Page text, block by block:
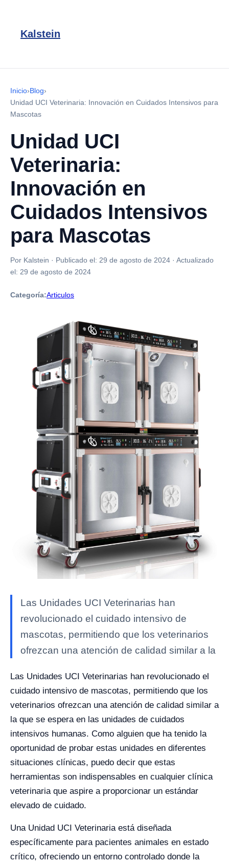
Kalstein
Inicio›Blog›
Unidad UCI Veterinaria: Innovación en Cuidados Intensivos para
Mascotas
Unidad UCI
Veterinaria:
Innovación en
Cuidados Intensivos
para Mascotas
Por Kalstein · Publicado el: 29 de agosto de 2024 · Actualizado
el: 29 de agosto de 2024
Categoría:Articulos
Las Unidades UCI Veterinarias han
revolucionado el cuidado intensivo de
mascotas, permitiendo que los veterinarios
ofrezcan una atención de calidad similar a la
Las Unidades UCI Veterinarias han revolucionado el
cuidado intensivo de mascotas, permitiendo que los
veterinarios ofrezcan una atención de calidad similar a
la que se espera en las unidades de cuidados
intensivos humanas. Como alguien que ha tenido la
oportunidad de probar estas unidades en diferentes
situaciones clínicas, puedo decir que estas
herramientas son indispensables en cualquier clínica
veterinaria que aspire a proporcionar un estándar
elevado de cuidado.
Una Unidad UCI Veterinaria está diseñada
específicamente para pacientes animales en estado
crítico, ofreciendo un entorno controlado donde la